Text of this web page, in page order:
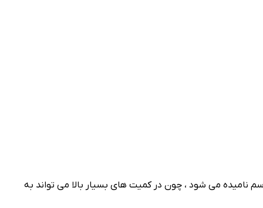
نامیده می شود ، چون در کمیت های بسیار بالا می تواند به